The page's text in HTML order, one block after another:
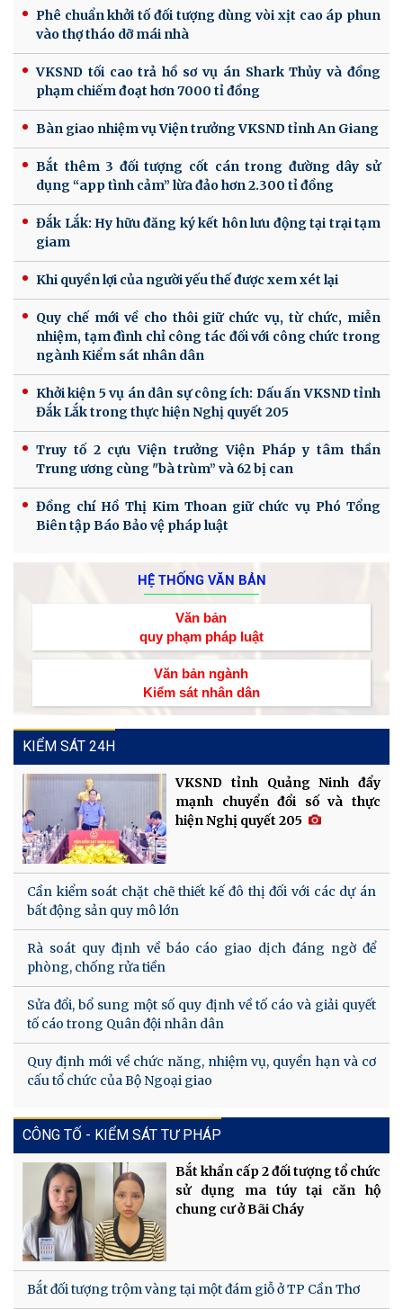
Phê chuẩn khởi tố đối tượng dùng vòi xịt cao áp phun
vào thợ tháo dỡ mái nhà
VKSND tối cao trả hồ sơ vụ án Shark Thủy và đồng
phạm chiếm đoạt hơn 7000 tỉ đồng
Bàn giao nhiệm vụ Viện trưởng VKSND tỉnh An Giang
Bắt thêm 3 đối tượng cốt cán trong đường dây sử
dụng “app tình cảm” lừa đảo hơn 2.300 tỉ đồng
Đắk Lắk: Hy hữu đăng ký kết hôn lưu động tại trại tạm
giam
Khi quyền lợi của người yếu thế được xem xét lại
Quy chế mới về cho thôi giữ chức vụ, từ chức, miễn
nhiệm, tạm đình chỉ công tác đối với công chức trong
ngành Kiểm sát nhân dân
Khởi kiện 5 vụ án dân sự công ích: Dấu ấn VKSND tỉnh
Đắk Lắk trong thực hiện Nghị quyết 205
Truy tố 2 cựu Viện trưởng Viện Pháp y tâm thần
Trung ương cùng "bà trùm” và 62 bị can
Đồng chí Hồ Thị Kim Thoan giữ chức vụ Phó Tổng
Biên tập Báo Bảo vệ pháp luật
HỆ THỐNG VĂN BẢN
Văn bản
quy phạm pháp luật
Văn bản ngành
Kiểm sát nhân dân
KIỂM SÁT 24H
VKSND tỉnh Quảng Ninh đẩy
mạnh chuyển đổi số và thực
hiện Nghị quyết 205
Cần kiểm soát chặt chẽ thiết kế đô thị đối với các dự án
bất động sản quy mô lớn
Rà soát quy định về báo cáo giao dịch đáng ngờ để
phòng, chống rửa tiền
Sửa đổi, bổ sung một số quy định về tố cáo và giải quyết
tố cáo trong Quân đội nhân dân
Quy định mới về chức năng, nhiệm vụ, quyền hạn và cơ
cấu tổ chức của Bộ Ngoại giao
CÔNG TỐ - KIỂM SÁT TƯ PHÁP
Bắt khẩn cấp 2 đối tượng tổ chức
sử dụng ma túy tại căn hộ
chung cư ở Bãi Cháy
Bắt đối tượng trộm vàng tại một đám giỗ ở TP Cần Thơ